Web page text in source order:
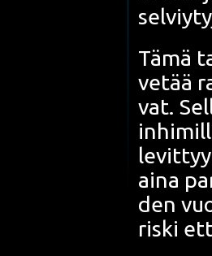
Tämä
vetää
vat.
aina
den
ris­ki